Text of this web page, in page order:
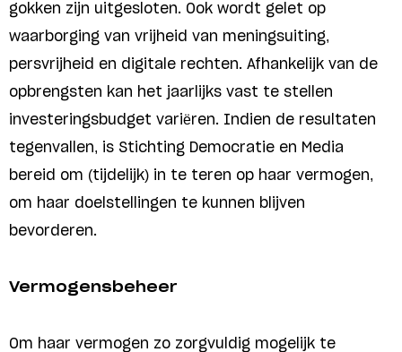
gokken zijn uitgesloten. Ook wordt gelet op
waarborging van vrijheid van meningsuiting,
persvrijheid en digitale rechten. Afhankelijk van de
opbrengsten kan het jaarlijks vast te stellen
investeringsbudget variëren. Indien de resultaten
tegenvallen, is Stichting Democratie en Media
bereid om (tijdelijk) in te teren op haar vermogen,
om haar doelstellingen te kunnen blijven
bevorderen.
Vermogensbeheer
Om haar vermogen zo zorgvuldig mogelijk te